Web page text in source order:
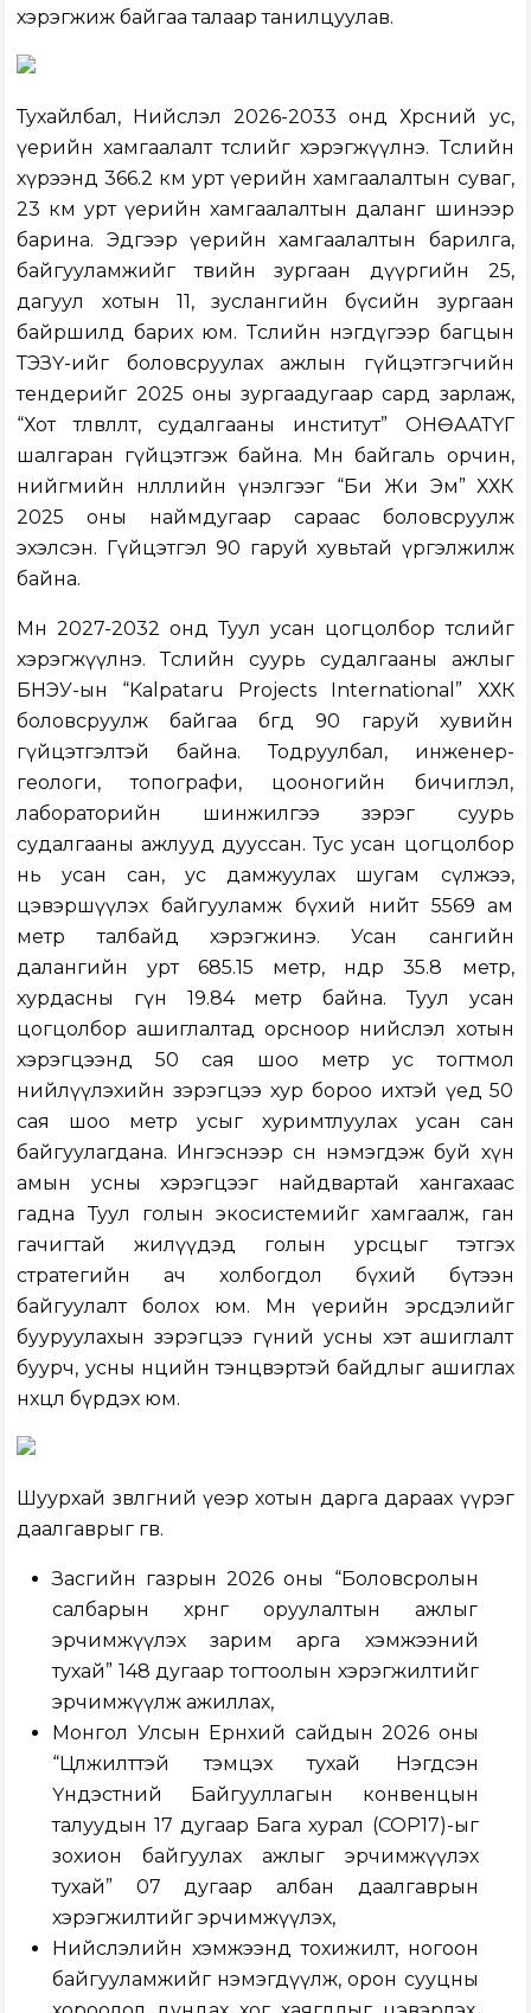
хэрэгжиж байгаа талаар танилцуулав.
Тухайлбал, Нийслэл 2026-2033 онд Хөрсний ус,
үерийн хамгаалалт төслийг хэрэгжүүлнэ. Төслийн
хүрээнд 366.2 км урт үерийн хамгаалалтын суваг,
23 км урт үерийн хамгаалалтын даланг шинээр
барина. Эдгээр үерийн хамгаалалтын барилга,
байгууламжийг төвийн зургаан дүүргийн 25,
дагуул хотын 11, зуслангийн бүсийн зургаан
байршилд барих юм. Төслийн нэгдүгээр багцын
ТЭЗҮ-ийг боловсруулах ажлын гүйцэтгэгчийн
тендерийг 2025 оны зургаадугаар сард зарлаж,
“Хот төлөвлөлт, судалгааны институт” ОНӨААТҮГ
шалгаран гүйцэтгэж байна. Мөн байгаль орчин,
нийгмийн нөлөөллийн үнэлгээг “Би Жи Эм” ХХК
2025 оны наймдугаар сараас боловсруулж
эхэлсэн. Гүйцэтгэл 90 гаруй хувьтай үргэлжилж
байна.
Мөн 2027-2032 онд Туул усан цогцолбор төслийг
хэрэгжүүлнэ. Төслийн суурь судалгааны ажлыг
БНЭУ-ын “Kalpataru Projects International” ХХК
боловсруулж байгаа бөгөөд 90 гаруй хувийн
гүйцэтгэлтэй байна. Тодруулбал, инженер-
геологи, топографи, цооногийн бичиглэл,
лабораторийн шинжилгээ зэрэг суурь
судалгааны ажлууд дууссан. Тус усан цогцолбор
нь усан сан, ус дамжуулах шугам сүлжээ,
цэвэршүүлэх байгууламж бүхий нийт 5569 ам
метр талбайд хэрэгжинэ. Усан сангийн
далангийн урт 685.15 метр, өндөр 35.8 метр,
хурдасны гүн 19.84 метр байна. Туул усан
цогцолбор ашиглалтад орсноор нийслэл хотын
хэрэгцээнд 50 сая шоо метр ус тогтмол
нийлүүлэхийн зэрэгцээ хур бороо ихтэй үед 50
сая шоо метр усыг хуримтлуулах усан сан
байгуулагдана. Ингэснээр өсөн нэмэгдэж буй хүн
амын усны хэрэгцээг найдвартай хангахаас
гадна Туул голын экосистемийг хамгаалж, ган
гачигтай жилүүдэд голын урсцыг тэтгэх
стратегийн ач холбогдол бүхий бүтээн
байгуулалт болох юм. Мөн үерийн эрсдэлийг
бууруулахын зэрэгцээ гүний усны хэт ашиглалт
буурч, усны нөөцийн тэнцвэртэй байдлыг ашиглах
нөхцөл бүрдэх юм.
Шуурхай зөвлөгөөний үеэр хотын дарга дараах үүрэг
даалгаврыг өгөв.
Засгийн газрын 2026 оны “Боловсролын
салбарын хөрөнгө оруулалтын ажлыг
эрчимжүүлэх зарим арга хэмжээний
тухай” 148 дугаар тогтоолын хэрэгжилтийг
эрчимжүүлж ажиллах,
Монгол Улсын Ерөнхий сайдын 2026 оны
“Цөлжилттэй тэмцэх тухай Нэгдсэн
Үндэстний Байгууллагын конвенцын
талуудын 17 дугаар Бага хурал (СОР17)-ыг
зохион байгуулах ажлыг эрчимжүүлэх
тухай” 07 дугаар албан даалгаврын
хэрэгжилтийг эрчимжүүлэх,
Нийслэлийн хэмжээнд тохижилт, ногоон
байгууламжийг нэмэгдүүлж, орон сууцны